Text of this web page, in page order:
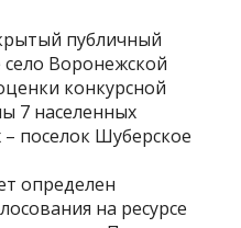
публичный
село Воронежской
конкурсной
7 населенных
поселок Шуберское
определен
на ресурсе